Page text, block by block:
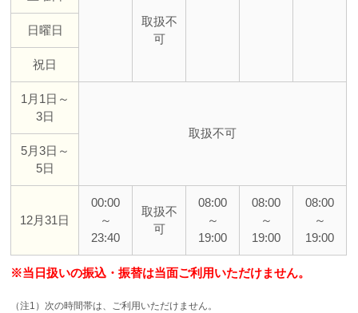
取扱不
可
日曜日
祝日
1月1日～
3日
取扱不可
5月3日～
5日
12月31日
00:00
～
23:40
取扱不
可
08:00
～
19:00
08:00
～
19:00
08:00
～
19:00
※当日扱いの振込・振替は当面ご利用いただけません。
（注1）次の時間帯は、ご利用いただけません。